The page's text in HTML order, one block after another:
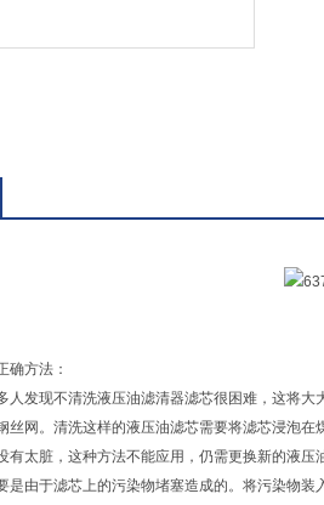
确方法：
人发现不清洗液压油滤清器滤芯很困难，这将
丝网。清洗这样的液压油滤芯需要将滤芯浸泡
有太脏，这种方法不能应用，仍需更换新的液压
由于滤芯上的污染物堵塞造成的。将污染物装